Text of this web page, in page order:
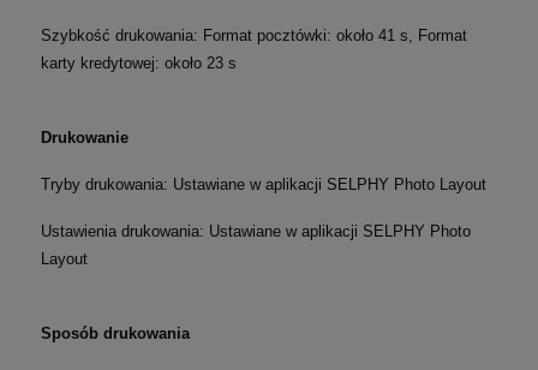
Szybkość drukowania: Format pocztówki: około 41 s, Format
karty kredytowej: około 23 s
Drukowanie
Tryby drukowania: Ustawiane w aplikacji SELPHY Photo Layout
Ustawienia drukowania: Ustawiane w aplikacji SELPHY Photo
Layout
Sposób drukowania